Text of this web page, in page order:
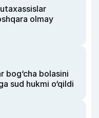
olmay
bog‘cha bolasini
sud hukmi o‘qildi